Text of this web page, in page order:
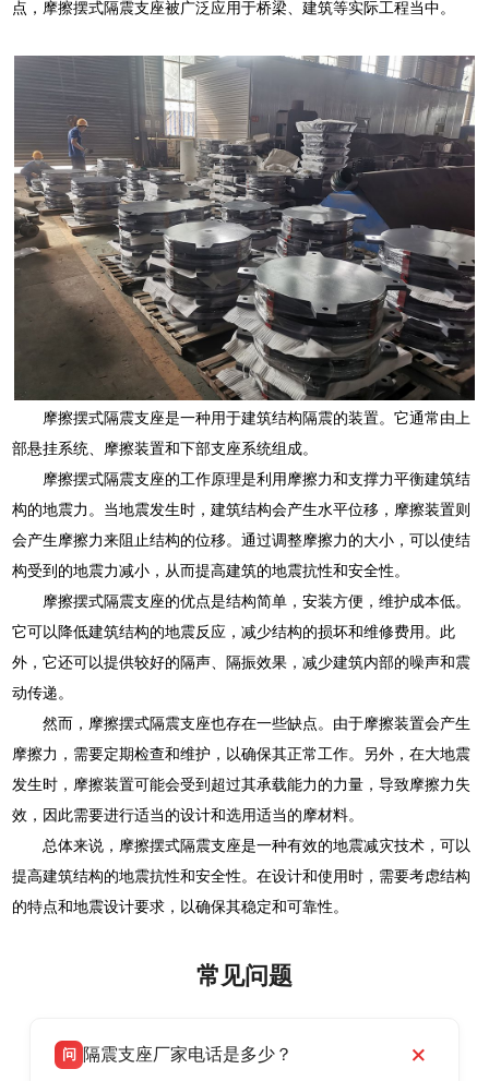
点，摩擦摆式隔震支座被广泛应用于桥梁、建筑等实际工程当中。
摩擦摆式隔震支座是一种用于建筑结构隔震的装置。它通常由上
部悬挂系统、摩擦装置和下部支座系统组成。
摩擦摆式隔震支座的工作原理是利用摩擦力和支撑力平衡建筑结
构的地震力。当地震发生时，建筑结构会产生水平位移，摩擦装置则
会产生摩擦力来阻止结构的位移。通过调整摩擦力的大小，可以使结
构受到的地震力减小，从而提高建筑的地震抗性和安全性。
摩擦摆式隔震支座的优点是结构简单，安装方便，维护成本低。
它可以降低建筑结构的地震反应，减少结构的损坏和维修费用。此
外，它还可以提供较好的隔声、隔振效果，减少建筑内部的噪声和震
动传递。
然而，摩擦摆式隔震支座也存在一些缺点。由于摩擦装置会产生
摩擦力，需要定期检查和维护，以确保其正常工作。另外，在大地震
发生时，摩擦装置可能会受到超过其承载能力的力量，导致摩擦力失
效，因此需要进行适当的设计和选用适当的摩材料。
总体来说，摩擦摆式隔震支座是一种有效的地震减灾技术，可以
提高建筑结构的地震抗性和安全性。在设计和使用时，需要考虑结构
的特点和地震设计要求，以确保其稳定和可靠性。
常见问题
问 隔震支座厂家电话是多少？